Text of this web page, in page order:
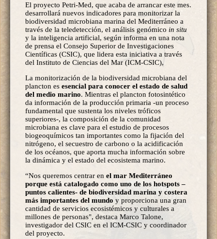
El proyecto Petri-Med, que acaba de arrancar este mes.
desarrollará nuevos indicadores para monitorizar la
biodiversidad microbiana marina del Mediterráneo a
través de la teledetección, el análisis genómico in situ
y la inteligencia artificial, según informa en una nota
de prensa el Consejo Superior de Investigaciones
Científicas (CSIC), que lidera esta iniciativa a través
del Instituto de Ciencias del Mar (ICM-CSIC),
La monitorización de la biodiversidad microbiana del
plancton es esencial para conocer el estado de salud
del medio marino. Mientras el plancton fotosintético
da información de la producción primaria -un proceso
fundamental que sustenta los niveles tróficos
superiores-, la composición de la comunidad
microbiana es clave para el estudio de procesos
biogeoquímicos tan importantes como la fijación del
nitrógeno, el secuestro de carbono o la acidificación
de los océanos, que aporta mucha información sobre
la dinámica y el estado del ecosistema marino.
“Nos queremos centrar en el mar Mediterráneo
porque está catalogado como uno de los hotspots –
puntos calientes- de biodiversidad marina y costera
más importantes del mundo y proporciona una gran
cantidad de servicios ecosistémicos y culturales a
millones de personas", destaca Marco Talone,
investigador del CSIC en el ICM-CSIC y coordinador
del proyecto.